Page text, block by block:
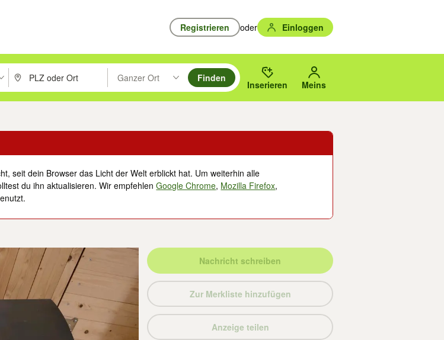
Registrieren oder Einloggen
mit den Pfeiltasten nach oben/unten durchsuchen und mit Eingabetaste auswählen.
PLZ oder Ort eingeben. Eingabetaste drücken um zu suchen, oder Vorschläge mit den Pfeiltasten nach oben/
Ganzer Ort
Suche im Umkreis des gewählten Orts oder PLZ.
Finden
Inserieren Meins
seit dein Browser das Licht der Welt erblickt hat. Um weiterhin alle
du ihn aktualisieren. Wir empfehlenGoogle Chrome, Mozilla Firefox,
Nachricht schreiben
Zur Merkliste hinzufügen
Anzeige teilen